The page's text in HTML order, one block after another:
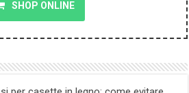
SHOP ONLINE